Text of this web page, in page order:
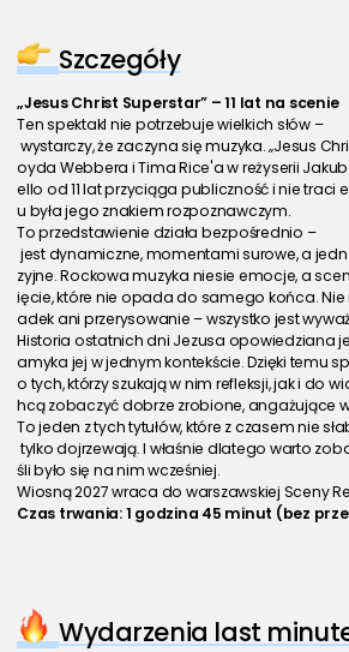
Szczegóły
„Jesus Christ Superstar” – 11 lat na scenie
Ten spektakl nie potrzebuje wielkich słów –
wystarczy, że zaczyna się muzyka. „Jesus
oyda Webbera i Tima Rice'a w reżyserii
ello od 11 lat przyciąga publiczność i nie traci
u była jego znakiem rozpoznawczym.
To przedstawienie działa bezpośrednio –
jest dynamiczne, momentami surowe, a
zyjne. Rockowa muzyka niesie emocje, a
ięcie, które nie opada do samego końca. Nie
adek ani przerysowanie – wszystko jest
Historia ostatnich dni Jezusa opowiedziana
amyka jej w jednym kontekście. Dzięki temu
o tych, którzy szukają w nim refleksji, jak i do
hcą zobaczyć dobrze zrobione, angażujące
To jeden z tych tytułów, które z czasem nie
tylko dojrzewają. I właśnie dlatego warto
śli było się na nim wcześniej.
Wiosną 2027 wraca do warszawskiej Sceny
Czas trwania: 1 godzina 45 minut (bez
Wydarzenia last